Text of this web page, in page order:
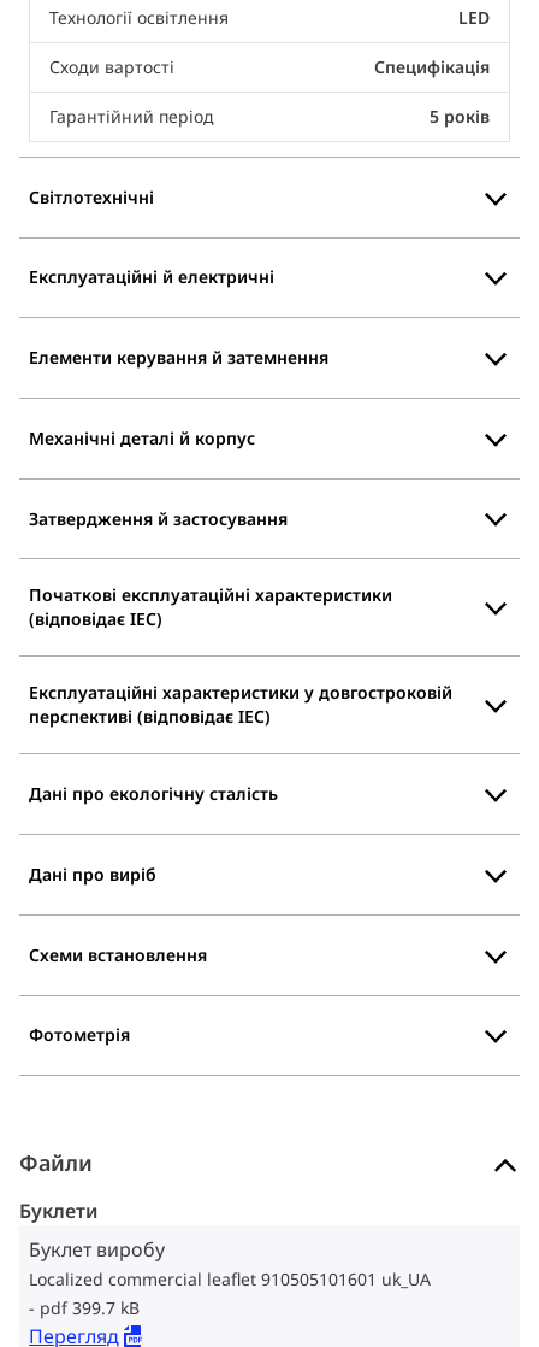
Технології освітлення LED
Сходи вартості Специфікація
Гарантійний період 5 років
Світлотехнічні
Експлуатаційні й електричні
Елементи керування й затемнення
Механічні деталі й корпус
Затвердження й застосування
Початкові експлуатаційні характеристики
(відповідає IEC)
Експлуатаційні характеристики у довгостроковій
перспективі (відповідає IEC)
Дані про екологічну сталість
Дані про виріб
Схеми встановлення
Фотометрія
Файли
Буклети
Буклет виробу
Localized commercial leaflet 910505101601 uk_UA
pdf 399.7 kB
Перегляд